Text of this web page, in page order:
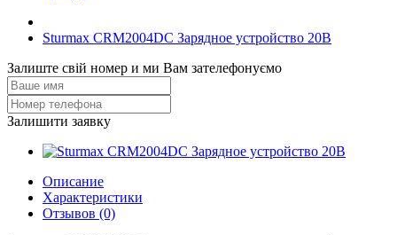
Sturmax CRM2004DC Зарядное устройство 20В
Залиште свій номер и ми Вам зателефонуємо
Залишити заявку
Описание
Характеристики
Отзывов (0)